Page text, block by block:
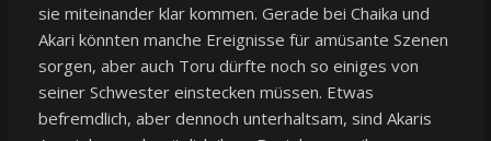
sie miteinander klar kommen. Gerade bei Chaika und
Akari könnten manche Ereignisse für amüsante Szenen
sorgen, aber auch Toru dürfte noch so einiges von
seiner Schwester einstecken müssen. Etwas
befremdlich, aber dennoch unterhaltsam, sind Akaris